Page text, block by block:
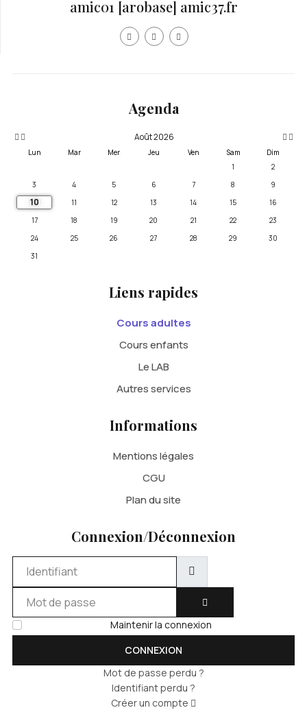
amic01 [arobase] amic37.fr
Agenda
Août 2026
Lun Mar Mer Jeu Ven Sam
Dim
1
2
3
4 5 6 7 8 9
10 11 12 13 14 15
16
17
18 19 20 21 22
23
24
25 26 27 28 29
30
31
Liens rapides
Cours adultes
Cours enfants
Le LAB
Autres services
Informations
Mentions légales
CGU
Plan du site
Connexion/Déconnexion
AFFICHER LE MOT DE
Maintenir la connexion
CONNEXION
Mot de passe perdu ?
Identifiant perdu ?
Créer un compte